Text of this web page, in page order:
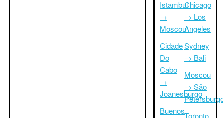
Istambul
→
Moscou
Cidade
Do
Cabo
→
Joanesburgo
Buenos
Chicago
→ Los
Angeles
Sydney
→ Bali
Moscou
→ São
Toronto